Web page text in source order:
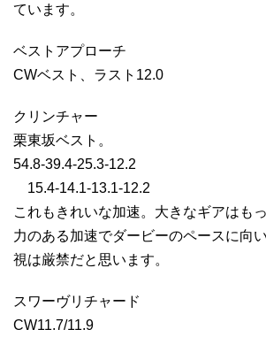
ています。
ベストアプローチ
CWベスト、ラスト12.0
クリンチャー
栗東坂ベスト。
54.8-39.4-25.3-12.2
15.4-14.1-13.1-12.2
これもきれいな加速。大きなギアはも
力のある加速でダービーのペースに向
視は厳禁だと思います。
スワーヴリチャード
CW11.7/11.9